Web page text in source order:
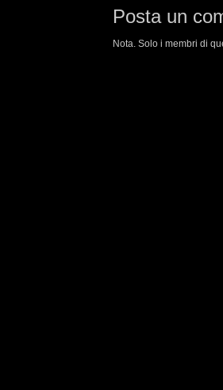
Posta un
Nota. Solo i membri di